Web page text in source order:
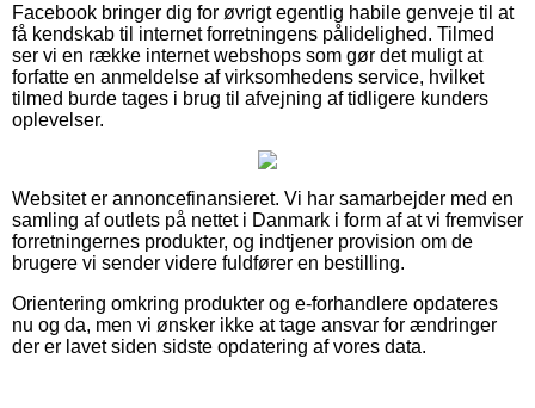
Facebook bringer dig for øvrigt egentlig habile genveje til at
få kendskab til internet forretningens pålidelighed. Tilmed
ser vi en række internet webshops som gør det muligt at
forfatte en anmeldelse af virksomhedens service, hvilket
tilmed burde tages i brug til afvejning af tidligere kunders
oplevelser.
Websitet er annoncefinansieret. Vi har samarbejder med en
samling af outlets på nettet i Danmark i form af at vi fremviser
forretningernes produkter, og indtjener provision om de
brugere vi sender videre fuldfører en bestilling.
Orientering omkring produkter og e-forhandlere opdateres
nu og da, men vi ønsker ikke at tage ansvar for ændringer
der er lavet siden sidste opdatering af vores data.